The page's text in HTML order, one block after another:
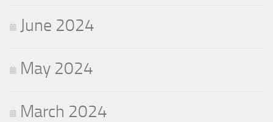
June 2024
May 2024
March 2024